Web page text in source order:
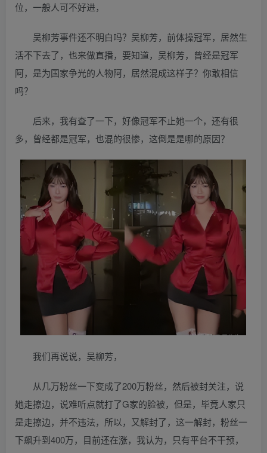
位，一般人可不好进，
吴柳芳事件还不明白吗？吴柳芳，前体操冠军，居然生
活不下去了，也来做直播，要知道，吴柳芳，曾经是冠军
阿，是为国家争光的人物阿，居然混成这样子？你敢相信
吗？
后来，我有查了一下，好像冠军不止她一个，还有很
多，曾经都是冠军，也混的很惨，这倒是是哪的原因？
我们再说说，吴柳芳，
从几万粉丝一下变成了200万粉丝，然后被封关注，说
她走擦边，说难听点就打了G家的脸被，但是，毕竟人家只
是走擦边，并不违法，所以，又解封了，这一解封，粉丝一
下飙升到400万，目前还在涨，我认为，只有平台不干预，